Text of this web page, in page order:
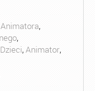
,
,
,Animator,